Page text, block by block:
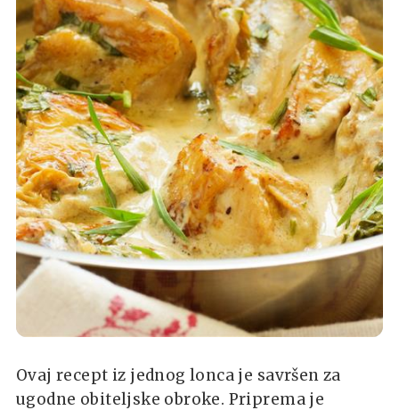
Ovaj recept iz jednog lonca je savršen za
ugodne obiteljske obroke. Priprema je